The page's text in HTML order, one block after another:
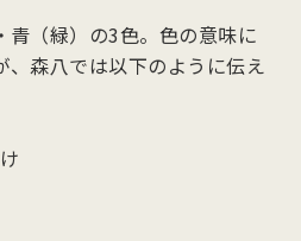
青（緑）の3色。色の意味に
、森八では以下のように伝え